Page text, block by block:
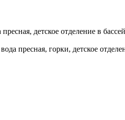
детское отделение в
пресная, горки, детское